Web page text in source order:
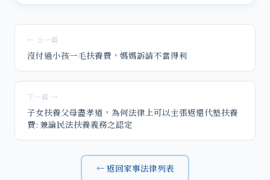
← 上一篇
沒付過小孩一毛扶養費，媽媽訴請不當得利
下一篇 →
子女扶養父母盡孝道，為何法律上可以主張返還代墊扶養
費: 兼論民法扶養義務之認定
← 返回家事法律列表